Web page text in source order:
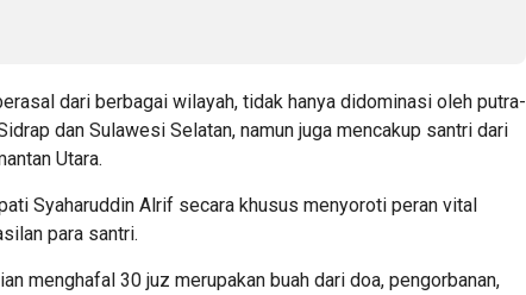
dari berbagai wilayah, tidak hanya didominasi oleh putra-
dan Sulawesi Selatan, namun juga mencakup santri dari
Utara.
Syaharuddin Alrif secara khusus menyoroti peran vital
para santri.
menghafal 30 juz merupakan buah dari doa, pengorbanan,